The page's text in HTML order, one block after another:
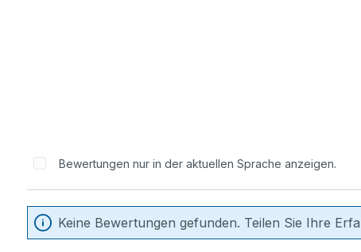
Bewertungen nur in der aktuellen Sprache anzeigen.
Keine Bewertungen gefunden. Teilen Sie Ihre